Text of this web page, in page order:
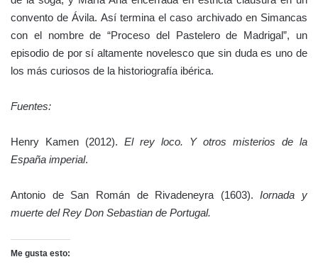
convento de Ávila. Así termina el caso archivado en Simancas
con el nombre de “Proceso del Pastelero de Madrigal”, un
episodio de por sí altamente novelesco que sin duda es uno de
los más curiosos de la historiografía ibérica.
Fuentes:
Henry Kamen (2012). El rey loco. Y otros misterios de la
España imperial.
Antonio de San Román de Rivadeneyra (1603).Iornada y
muerte del Rey Don Sebastian de Portugal.
Me gusta esto: